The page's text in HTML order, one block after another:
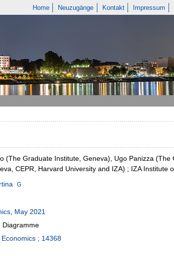
Home Neuzugänge Kontakt Impressum
(The Graduate Institute, Geneva), Ugo Panizza
CEPR, Harvard University and IZA) ; IZA Institute
, May 2021
Diagramme
; 14368